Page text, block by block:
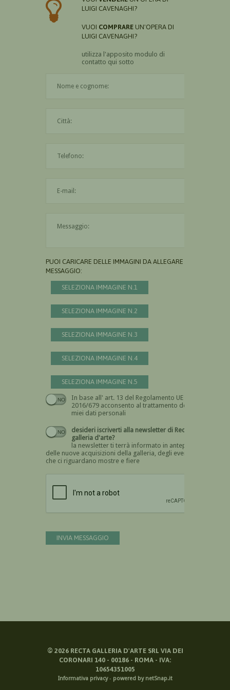
LUIGI CAVENAGHI?
VUOI COMPRARE UN'OPERA DI
LUIGI CAVENAGHI?
utilizza l'apposito modulo di
contatto qui sotto
PUOI CARICARE DELLE IMMAGINI DA ALLEGARE AL
MESSAGGIO:
SELEZIONA IMMAGINE N.1
SELEZIONA IMMAGINE N.2
SELEZIONA IMMAGINE N.3
SELEZIONA IMMAGINE N.4
SELEZIONA IMMAGINE N.5
In base all' art. 13 del Regolamento UE n.
2016/679 acconsento al trattamento dei
miei dati personali
Devi dare il consenso
desideri iscriverti alla newsletter di Recta
galleria d'arte?
la newsletter ti terrà informato in anteprima
delle nuove acquisizioni della galleria, degli eventi
che ci riguardano mostre e fiere
INVIA MESSAGGIO
© 2026RECTA GALLERIA D'ARTE SRL VIA DEI
CORONARI 140 - 00186 - ROMA - IVA:
10654351005
Informativa privacy- powered by netSnap.it